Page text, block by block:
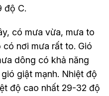
độ C.
có mưa vừa, mưa to
nơi mưa rất to. Gió
dông có khả năng
giật mạnh. Nhiệt độ
độ cao nhất 29-32 độ